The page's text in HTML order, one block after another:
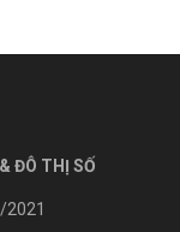
ĐÔ THỊ SỐ